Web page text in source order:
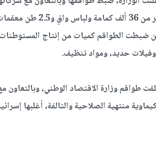
أكثر من 36 ألف
ضبطت الطواقم كميات من إنتاج المستوطنات
حديد، ومواد تنظيف.
منتهية الصلاحية والتالفة، أغلبها إسرائيلي